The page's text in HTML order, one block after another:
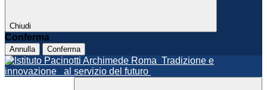
Chiudi
Conferma
Annulla Conferma
Roma Tradizione e
innovazione
al servizio del futuro